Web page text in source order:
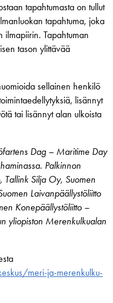
tapahtumasta on tullut
tapahtuma, joka
Tapahtuman
tason ylittävää
sellainen henkilö
lisännyt
tai lisännyt alan ulkoista
Dag – Maritime Day
Palkinnon
Tallink Silja Oy, Suomen
Laivanpäällystöliitto
Konepäällystöliitto –
yliopiston Merenkulkualan
meri-ja-merenkulku-